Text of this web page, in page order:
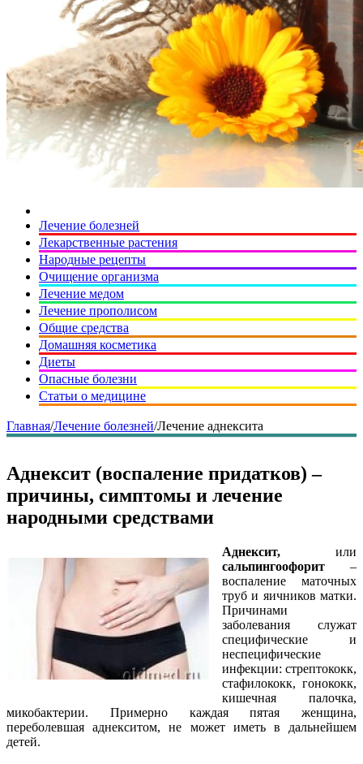
Лечение болезней
Лекарственные растения
Народные рецепты
Очищение организма
Лечение медом
Лечение прополисом
Общие средства
Домашняя косметика
Диеты
Опасные болезни
Статьи о медицине
Главная/Лечение болезней/Лечение аднексита
Аднексит (воспаление придатков) –
причины, симптомы и лечение
народными средствами
Аднексит, или
сальпингоофорит –
воспаление маточных
труб и яичников матки.
Причинами
заболевания служат
специфические и
неспецифические
инфекции: стрептококк,
стафилококк, гонококк,
кишечная палочка,
микобактерии. Примерно каждая пятая женщина,
переболевшая аднекситом, не может иметь в дальнейшем
детей.